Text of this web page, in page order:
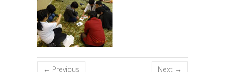
← Previous Next →